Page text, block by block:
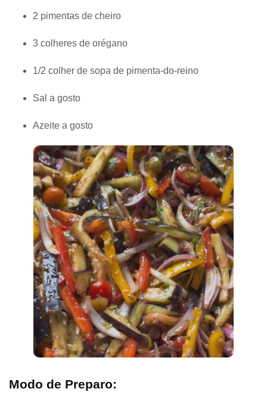
2 pimentas de cheiro
3 colheres de orégano
1/2 colher de sopa de pimenta-do-reino
Sal a gosto
Azeite a gosto
Modo de Preparo: